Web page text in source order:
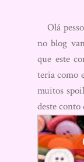
Olá
no blog
que este
teria como
muitos
deste